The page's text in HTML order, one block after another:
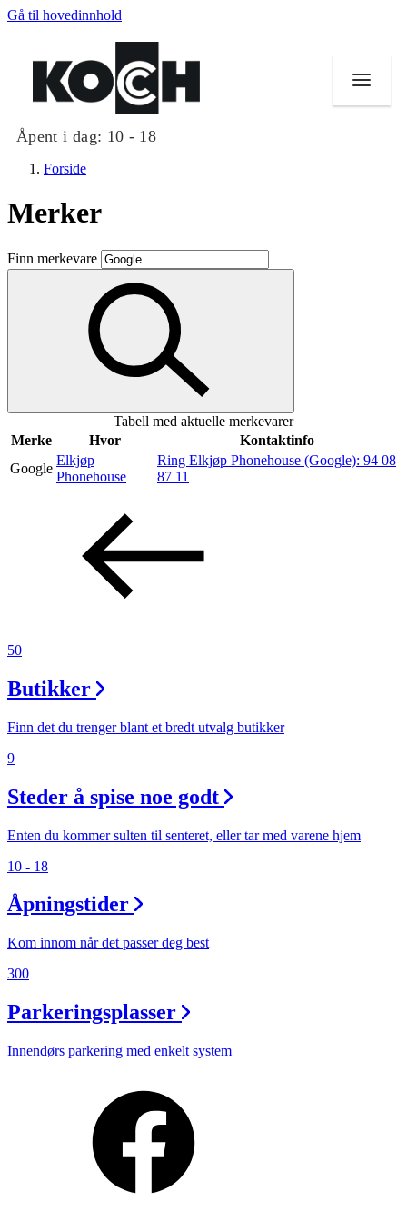
Gå til hovedinnhold
Åpent i dag: 10 - 18
Butikker
Mat og drikke
Aktiviteter
Merker
Inspirasjon
Ledige stillinger
Magasin
Kundeklubb
Forside
Merker
Finn merkevare
Tabell med aktuelle merkevarer
Merke
Hvor
Kontaktinfo
Google
Elkjøp
Phonehouse
Ring Elkjøp Phonehouse (Google): 94 08
87 11
50
Butikker
Finn det du trenger blant et bredt utvalg butikker
9
Steder å spise noe godt
Enten du kommer sulten til senteret, eller tar med varene hjem
10 - 18
Åpningstider
Kom innom når det passer deg best
300
Parkeringsplasser
Innendørs parkering med enkelt system